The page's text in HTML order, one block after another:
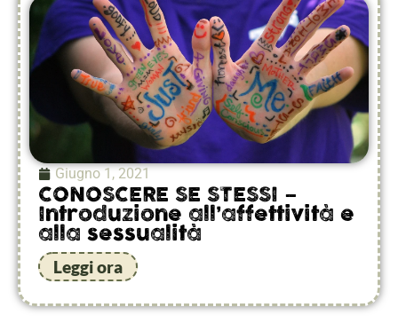
Giugno 1, 2021
CONOSCERE SE STESSI –
Introduzione all’affettività e
alla sessualità
Leggi ora